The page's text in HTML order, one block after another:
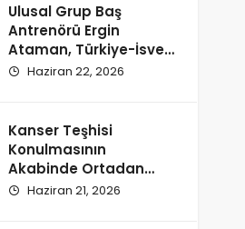
Ulusal Grup Baş
Antrenörü Ergin
Ataman, Türkiye-İsveç
Maçı Saatine
Haziran 22, 2026
Kanser Teşhisi
Konulmasının
Akabinde Ortadan
Kaybolan Kate
Haziran 21, 2026